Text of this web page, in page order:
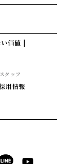
価値
スタッフ
用情報